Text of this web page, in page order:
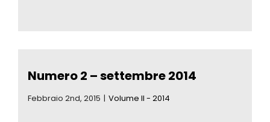
Numero 2 – settembre 2014
Febbraio 2nd, 2015 | Volume II - 2014